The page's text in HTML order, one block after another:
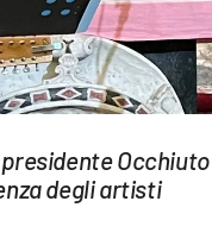
Occhiuto
degli artisti